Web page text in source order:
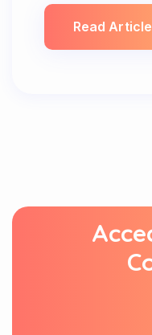
Read Article